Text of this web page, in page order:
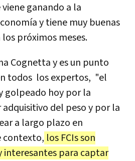
viene ganando a la
y tiene muy buenas
próximos meses.
Cognetta y es un punto
todos los expertos, "el
golpeado hoy por la
del peso y por la
a largo plazo en
contexto, los FCIs son
interesantes para captar